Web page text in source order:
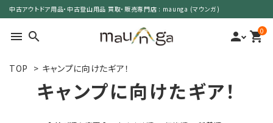
中古アウトドア用品・中古登山用品 買取・販売専門店 : maunga (マウンガ)
menu search person 0
shopping_cart
TOP > キャンプに向けたギア！
キャンプに向けたギア！